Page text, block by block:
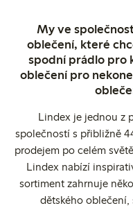
My ve
oblečení, které
spodní prádlo pro
oblečení pro
Lindex je jednou z
společností s přibližně
prodejem po celém
Lindex nabízí
sortiment zahrnuje
dětského oblečení,